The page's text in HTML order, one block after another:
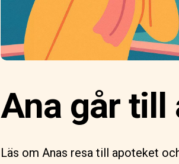
Ana går till
Läs om Anas resa till apoteket